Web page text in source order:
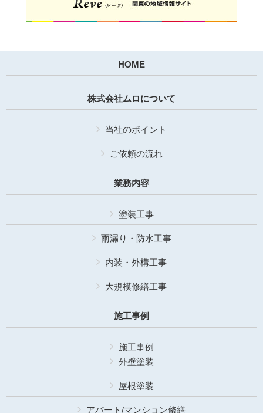
HOME
株式会社ムロについて
当社のポイント
ご依頼の流れ
業務内容
塗装工事
雨漏り・防水工事
内装・外構工事
大規模修繕工事
施工事例
施工事例
外壁塗装
屋根塗装
アパート/マンション修繕